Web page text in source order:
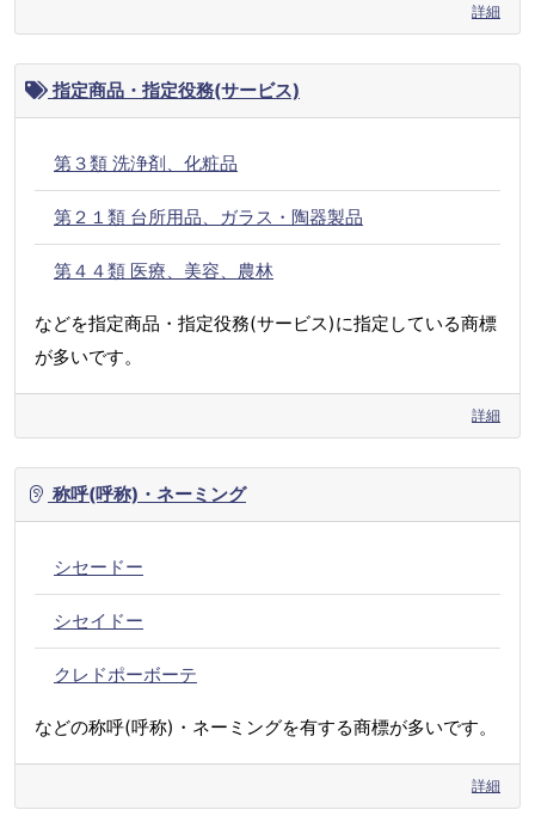
詳細
指定商品・指定役務(サービス)
第３類 洗浄剤、化粧品
第２１類 台所用品、ガラス・陶器製品
第４４類 医療、美容、農林
などを指定商品・指定役務(サービス)に指定している商標
が多いです。
詳細
称呼(呼称)・ネーミング
シセードー
シセイドー
クレドポーボーテ
などの称呼(呼称)・ネーミングを有する商標が多いです。
詳細